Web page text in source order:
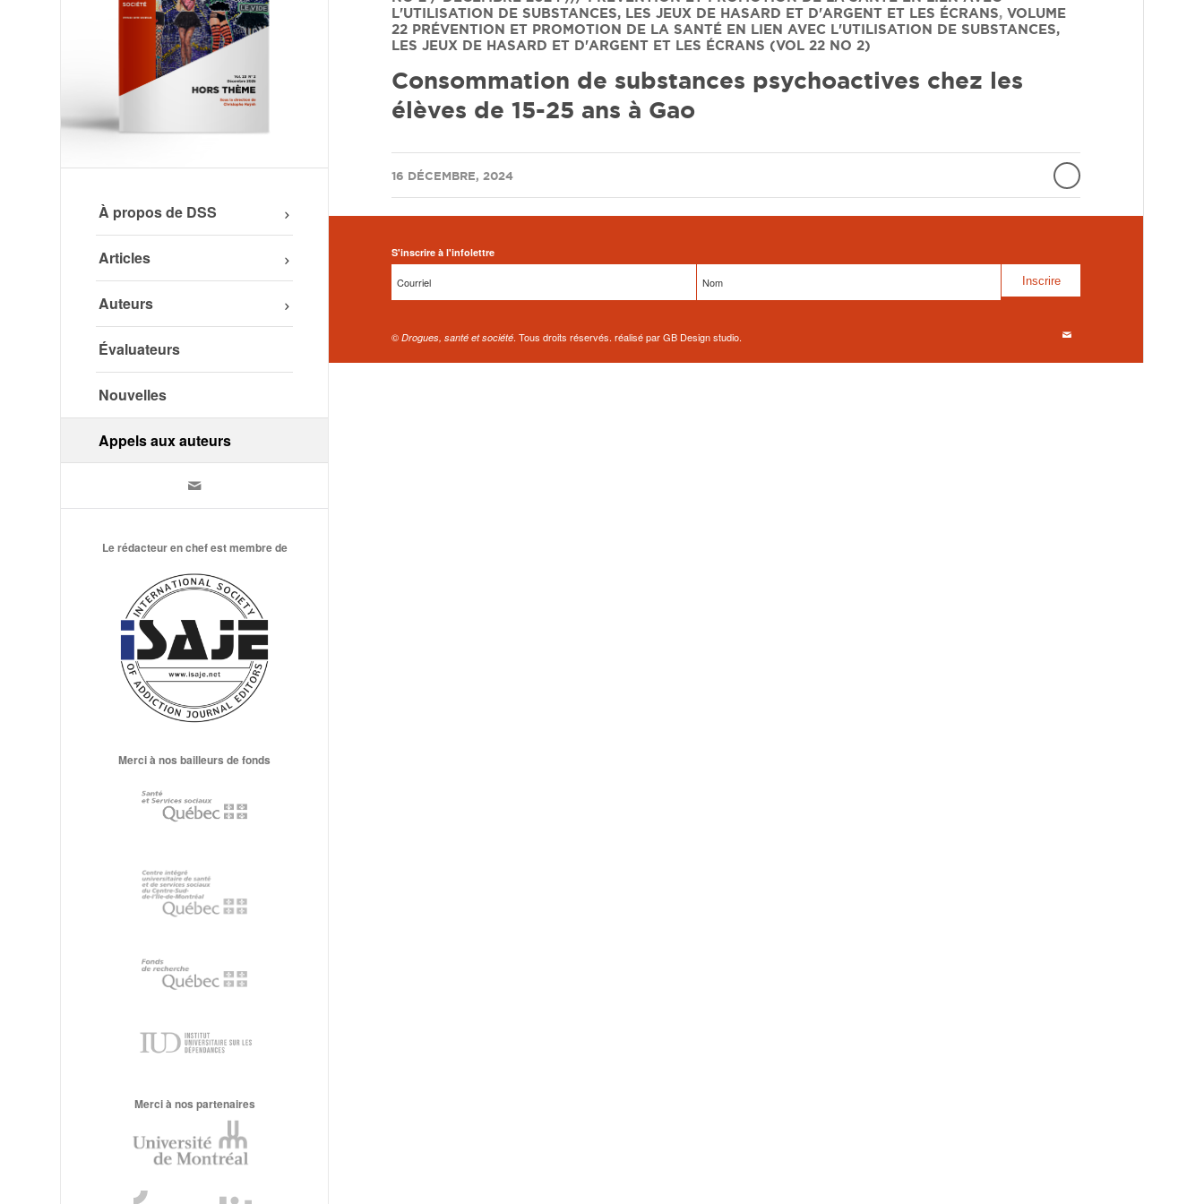
À propos de DSS
Articles
Auteurs
Évaluateurs
Nouvelles
Appels aux auteurs
Le rédacteur en chef est membre de
Merci à nos bailleurs de fonds
Merci à nos partenaires
L'UTILISATION DE SUBSTANCES, LES JEUX DE HASARD ET D'ARGENT ET LES ÉCRANS, VOLUME
22 PRÉVENTION ET PROMOTION DE LA SANTÉ EN LIEN AVEC L'UTILISATION DE SUBSTANCES,
LES JEUX DE HASARD ET D'ARGENT ET LES ÉCRANS (VOL 22 NO 2)
Consommation de substances psychoactives chez les
élèves de 15-25 ans à Gao
16 DÉCEMBRE, 2024
/
S'inscrire à l'infolettre
© Drogues, santé et société. Tous droits réservés. réalisé par GB Design studio.